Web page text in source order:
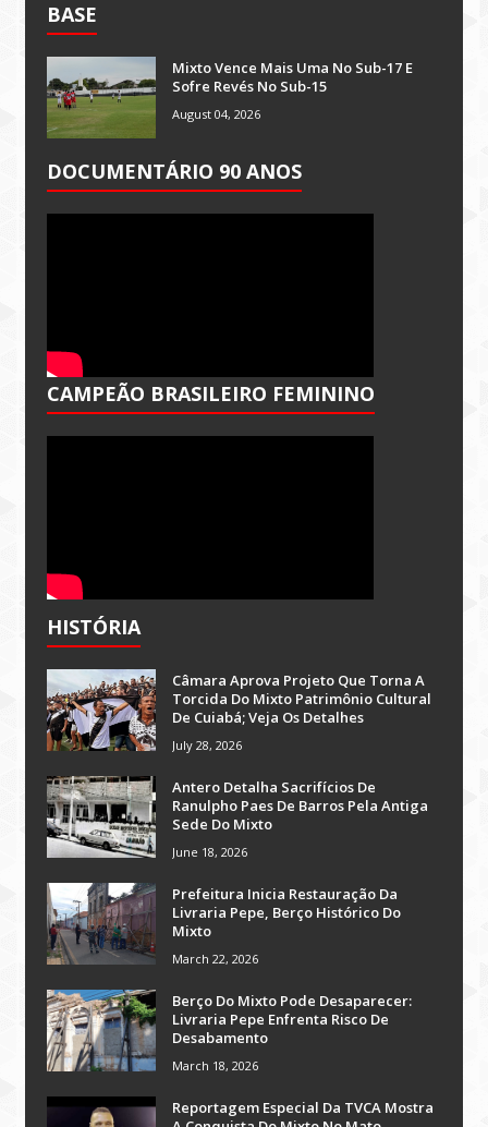
BASE
Mixto Vence Mais Uma No Sub-17 E
Sofre Revés No Sub-15
August 04, 2026
DOCUMENTÁRIO 90 ANOS
CAMPEÃO BRASILEIRO FEMININO
HISTÓRIA
Câmara Aprova Projeto Que Torna A
Torcida Do Mixto Patrimônio Cultural
De Cuiabá; Veja Os Detalhes
July 28, 2026
Antero Detalha Sacrifícios De
Ranulpho Paes De Barros Pela Antiga
Sede Do Mixto
June 18, 2026
Prefeitura Inicia Restauração Da
Livraria Pepe, Berço Histórico Do
Mixto
March 22, 2026
Berço Do Mixto Pode Desaparecer:
Livraria Pepe Enfrenta Risco De
Desabamento
March 18, 2026
Reportagem Especial Da TVCA Mostra